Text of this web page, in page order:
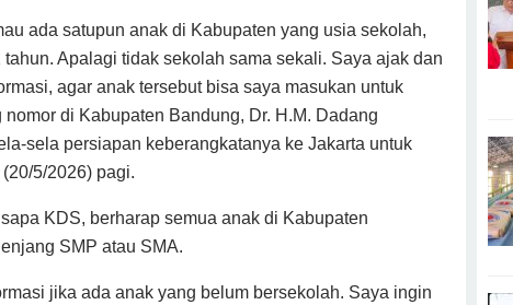
ada satupun anak di Kabupaten yang usia sekolah,
Apalagi tidak sekolah sama sekali. Saya ajak dan
agar anak tersebut bisa saya masukan untuk
di Kabupaten Bandung, Dr. H.M. Dadang
sela persiapan keberangkatanya ke Jakarta untuk
5/2026) pagi.
KDS, berharap semua anak di Kabupaten
SMP atau SMA.
jika ada anak yang belum bersekolah. Saya ingin